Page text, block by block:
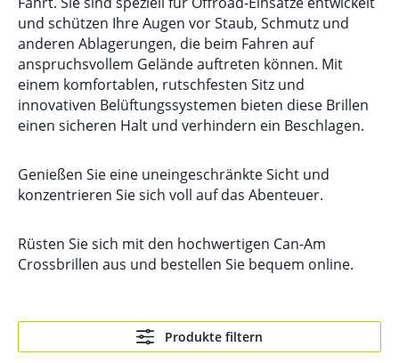
und schützen Ihre Augen vor Staub, Schmutz und
anderen Ablagerungen, die beim Fahren auf
anspruchsvollem Gelände auftreten können. Mit
einem komfortablen, rutschfesten Sitz und
innovativen Belüftungssystemen bieten diese Brillen
einen sicheren Halt und verhindern ein Beschlagen.
Genießen Sie eine uneingeschränkte Sicht und
konzentrieren Sie sich voll auf das Abenteuer.
Rüsten Sie sich mit den hochwertigen Can-Am
Crossbrillen aus und bestellen Sie bequem online.
Produkte filtern